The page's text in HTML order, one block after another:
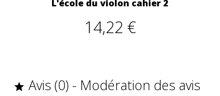
L'école du violon cahier 2
14,22 €
 Avis (0) - Modération des avis